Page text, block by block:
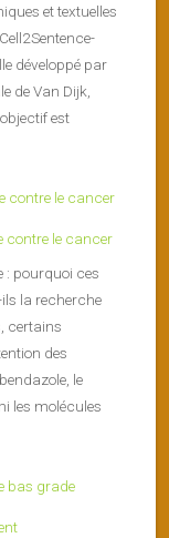
et textuelles
développé par
de Van Dijk,
est
contre le cancer
: pourquoi ces
la recherche
certains
des
le
les molécules